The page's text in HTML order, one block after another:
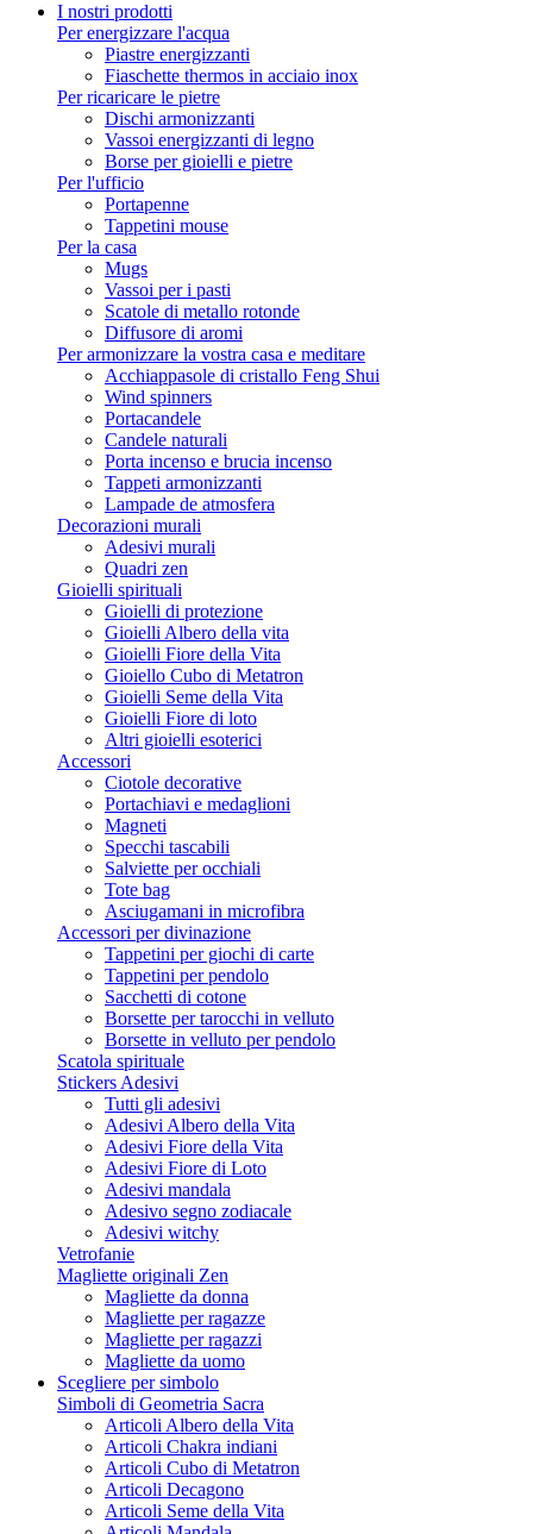
I nostri prodotti
Per energizzare l'acqua
Piastre energizzanti
Fiaschette thermos in acciaio inox
Per ricaricare le pietre
Dischi armonizzanti
Vassoi energizzanti di legno
Borse per gioielli e pietre
Per l'ufficio
Portapenne
Tappetini mouse
Per la casa
Mugs
Vassoi per i pasti
Scatole di metallo rotonde
Diffusore di aromi
Per armonizzare la vostra casa e meditare
Acchiappasole di cristallo Feng Shui
Wind spinners
Portacandele
Candele naturali
Porta incenso e brucia incenso
Tappeti armonizzanti
Lampade de atmosfera
Decorazioni murali
Adesivi murali
Quadri zen
Gioielli spirituali
Gioielli di protezione
Gioielli Albero della vita
Gioielli Fiore della Vita
Gioiello Cubo di Metatron
Gioielli Seme della Vita
Gioielli Fiore di loto
Altri gioielli esoterici
Accessori
Ciotole decorative
Portachiavi e medaglioni
Magneti
Specchi tascabili
Salviette per occhiali
Tote bag
Asciugamani in microfibra
Accessori per divinazione
Tappetini per giochi di carte
Tappetini per pendolo
Sacchetti di cotone
Borsette per tarocchi in velluto
Borsette in velluto per pendolo
Scatola spirituale
Stickers Adesivi
Tutti gli adesivi
Adesivi Albero della Vita
Adesivi Fiore della Vita
Adesivi Fiore di Loto
Adesivi mandala
Adesivo segno zodiacale
Adesivi witchy
Vetrofanie
Magliette originali Zen
Magliette da donna
Magliette per ragazze
Magliette per ragazzi
Magliette da uomo
Scegliere per simbolo
Simboli di Geometria Sacra
Articoli Albero della Vita
Articoli Chakra indiani
Articoli Cubo di Metatron
Articoli Decagono
Articoli Seme della Vita